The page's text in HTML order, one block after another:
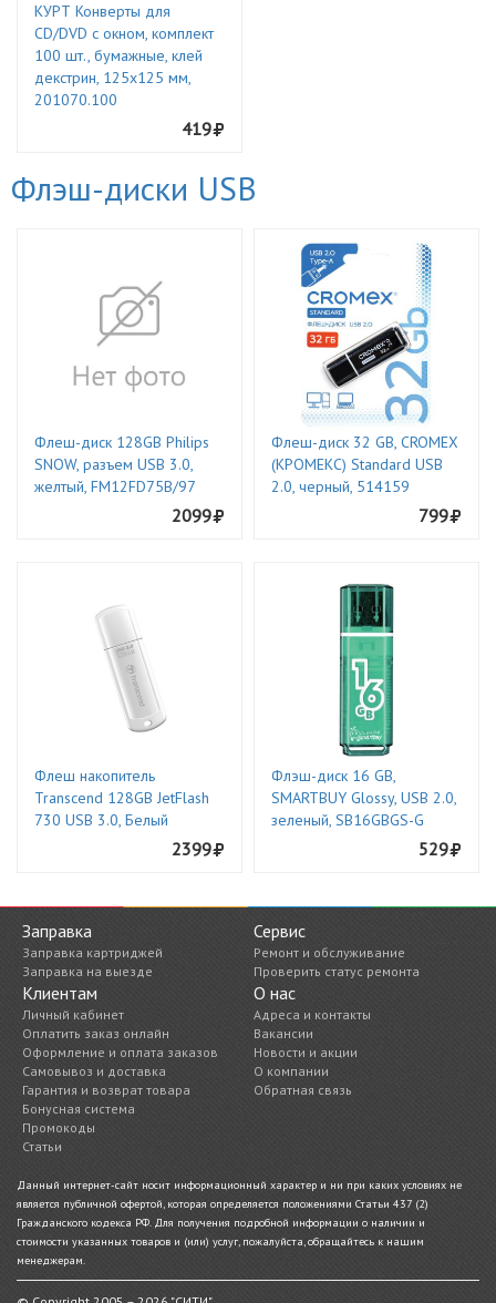
КУРТ Конверты для
CD/DVD с окном, комплект
100 шт., бумажные, клей
декстрин, 125х125 мм,
201070.100
419
Флэш-диски USB
Флеш-диск 128GB Philips
SNOW, разъем USB 3.0,
желтый, FM12FD75B/97
2099
Флеш-диск 32 GB, CROMEX
(КРОМЕКС) Standard USB
2.0, черный, 514159
799
Флеш накопитель
Transcend 128GB JetFlash
730 USB 3.0, Белый
2399
Флэш-диск 16 GB,
SMARTBUY Glossy, USB 2.0,
зеленый, SB16GBGS-G
529
Заправка
Заправка картриджей
Заправка на выезде
Сервис
Ремонт и обслуживание
Проверить статус ремонта
Клиентам
Личный кабинет
Оплатить заказ онлайн
Оформление и оплата заказов
Самовывоз и доставка
Гарантия и возврат товара
Бонусная система
Промокоды
Статьи
О нас
Адреса и контакты
Вакансии
Новости и акции
О компании
Обратная связь
Данный интернет-сайт носит информационный характер и ни при каких условиях не
является публичной офертой, которая определяется положениями Статьи 437 (2)
Гражданского кодекса РФ. Для получения подробной информации о наличии и
стоимости указанных товаров и (или) услуг, пожалуйста, обращайтесь к нашим
менеджерам.